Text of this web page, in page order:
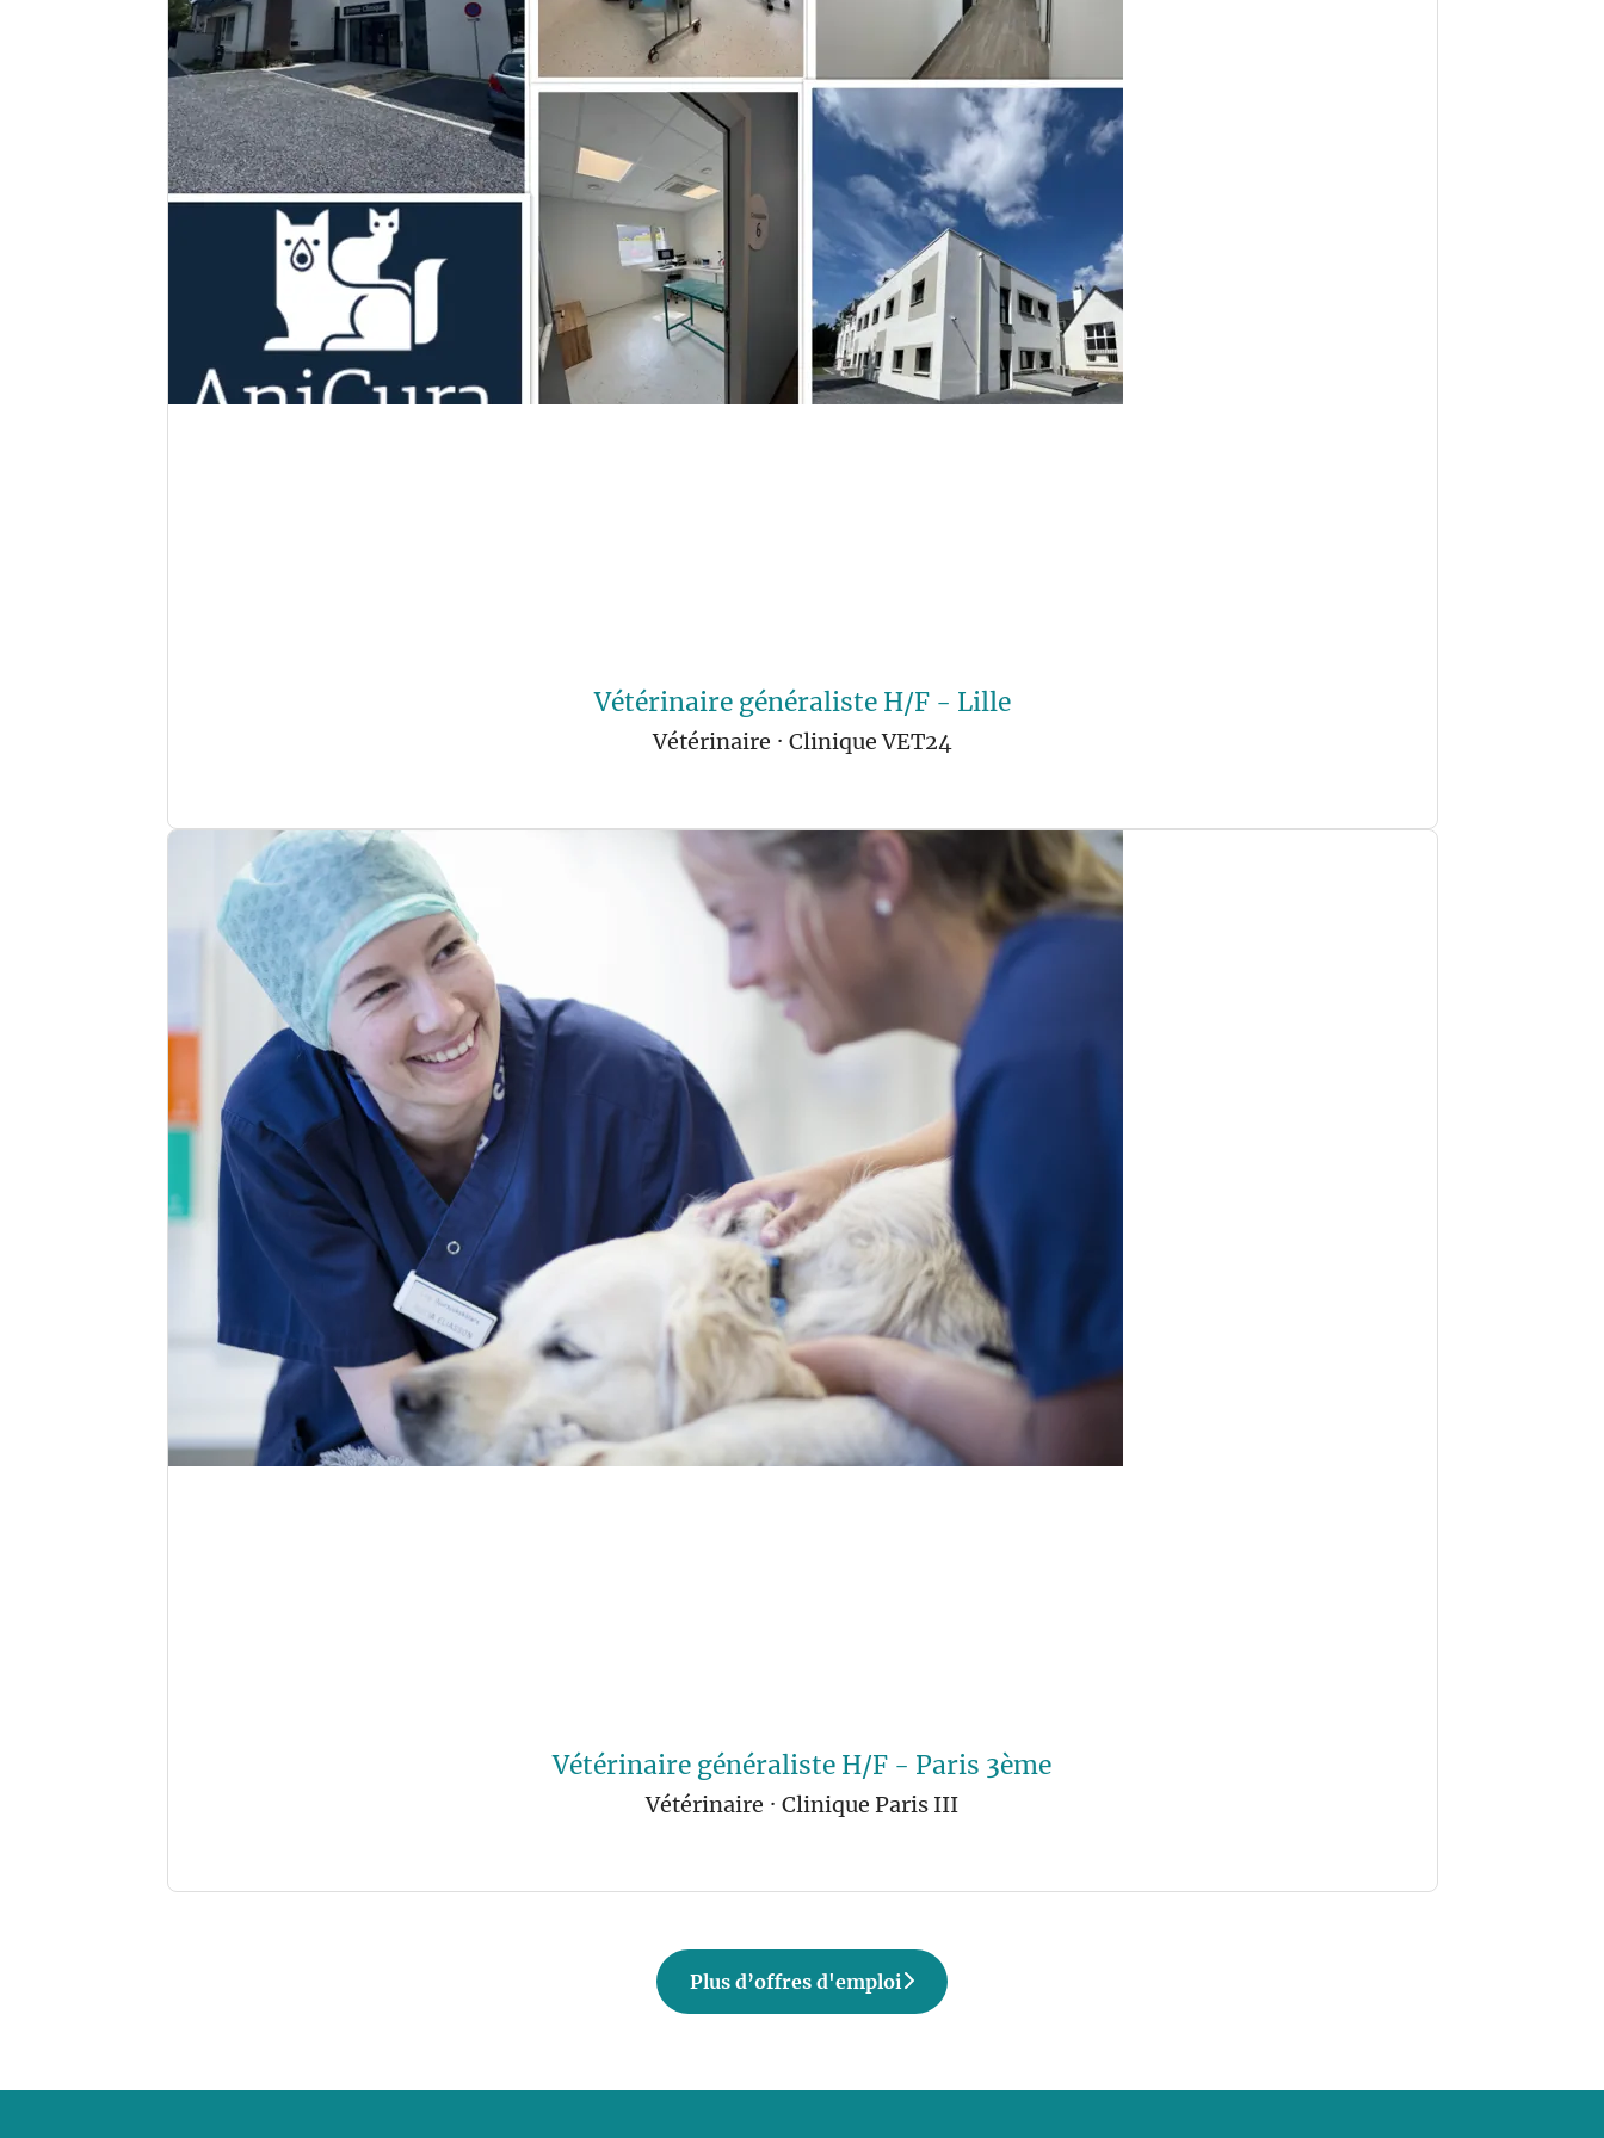
Vétérinaire généraliste H/F - Lille
Vétérinaire · Clinique VET24
Vétérinaire généraliste H/F - Paris 3ème
Vétérinaire · Clinique Paris III
Plus d’offres d'emploi